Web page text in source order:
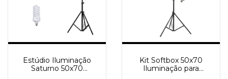
Estúdio Iluminação
Saturno 50x70
Kit Softbox 50x70
Iluminação para